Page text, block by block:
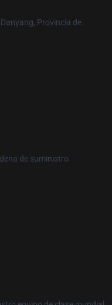
Provincia de
de suministro